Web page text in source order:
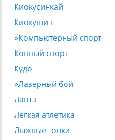
Киокусинкай
Киокушин
»Компьютерный спорт
Конный спорт
Кудо
»Лазерный бой
Лапта
Легкая атлетика
Лыжные гонки